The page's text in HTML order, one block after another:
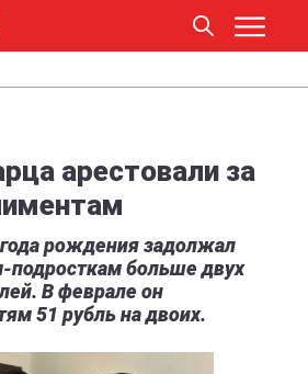
арестовали за
рождения задолжал
подросткам больше двух
В феврале он
51 рубль на двоих.